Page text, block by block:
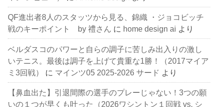
QF進出者8人のスタッツから見る、錦織 ・ジョコビッチ
戦のキーポイント by 禮さん に home design ai より
ベルダスコのパワーと自らの調子に苦しみ出入りの激し
いテニス。最後は調子を上げて貴重な1勝！（2017マイア
ミ3回戦）
に マインツ05 2025-2026 サード より
【鼻血出た】引退間際の選手のプレーじゃない！3つの願
いの１つが早くも叶った（2026ワシントン１回戦 vs. シ